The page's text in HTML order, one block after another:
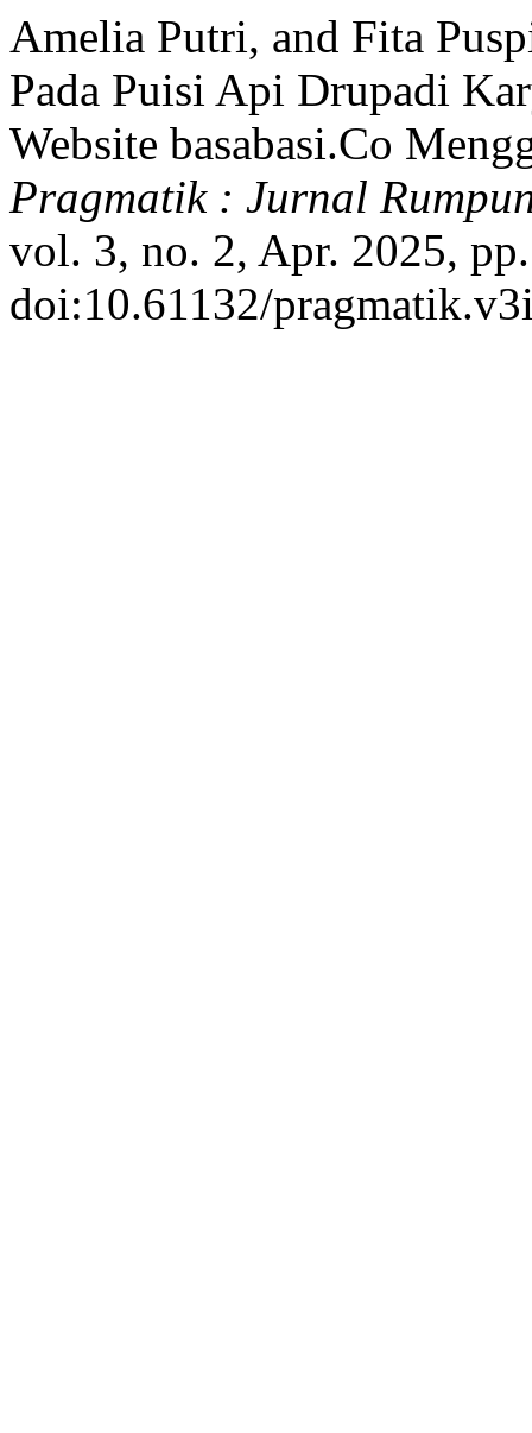
Amelia Putri, and Fita
Pada Puisi Api Drupadi
Website basabasi.Co
Pragmatik : Jurnal
vol. 3, no. 2, Apr. 2025,
doi:10.61132/